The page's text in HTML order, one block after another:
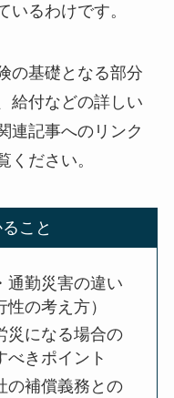
るわけです。
の基礎となる部分
給付などの詳しい
連記事へのリンク
ください。
こと
通勤災害の違い
の考え方）
災になる場合の
べきポイント
の補償義務との